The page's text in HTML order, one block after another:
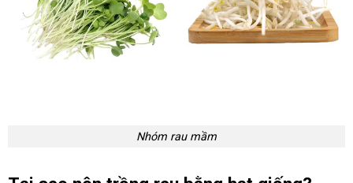
Nhóm rau mầm